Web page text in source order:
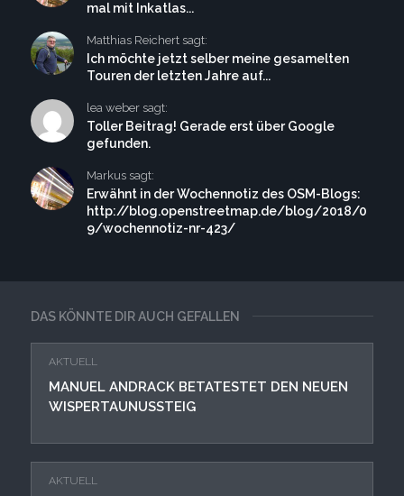
DAS KÖNNTE DIR AUCH GEFALLEN
AKTUELL
MANUEL ANDRACK BETATESTET DEN NEUEN
WISPERTAUNUSSTEIG
AKTUELL
mal mit Inkatlas...
Matthias Reichert sagt:
Ich möchte jetzt selber meine gesamelten
Touren der letzten Jahre auf...
lea weber sagt:
Toller Beitrag! Gerade erst über Google
gefunden.
Markus sagt:
Erwähnt in der Wochennotiz des OSM-Blogs:
http://blog.openstreetmap.de/blog/2018/0
9/wochennotiz-nr-423/